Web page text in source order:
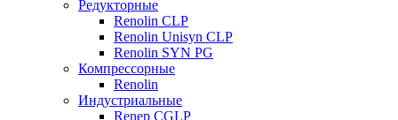
Редукторные
Renolin CLP
Renolin Unisyn CLP
Renolin SYN PG
Компрессорные
Renolin
Индустриальные
Renep CGLP